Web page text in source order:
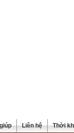
Liên hệ Thời